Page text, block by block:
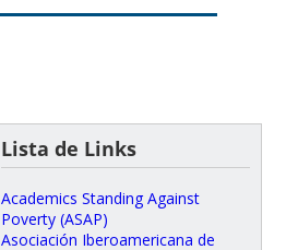
Lista de Links
Academics Standing Against
Poverty (ASAP)
Asociación Iberoamericana de